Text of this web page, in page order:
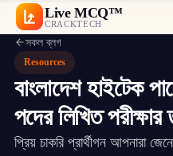
Live MCQ™
CRACKTECH
সকল ব্লগ
Resources
বাংলাদেশ হাইটেক
পদের লিখিত
প্রিয় চাকরি প্রার্থীগন আপনারা